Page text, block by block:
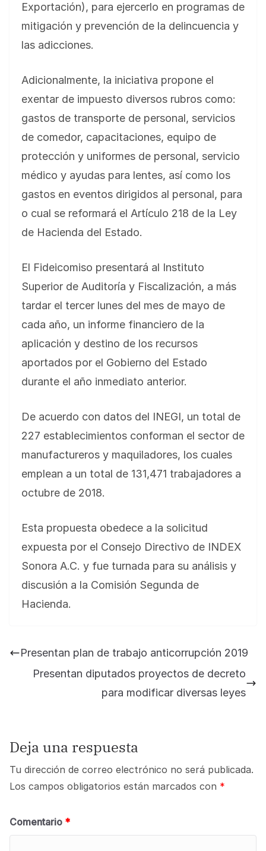
Exportación), para ejercerlo en programas de
mitigación y prevención de la delincuencia y
las adicciones.
Adicionalmente, la iniciativa propone el
exentar de impuesto diversos rubros como:
gastos de transporte de personal, servicios
de comedor, capacitaciones, equipo de
protección y uniformes de personal, servicio
médico y ayudas para lentes, así como los
gastos en eventos dirigidos al personal, para
o cual se reformará el Artículo 218 de la Ley
de Hacienda del Estado.
El Fideicomiso presentará al Instituto
Superior de Auditoría y Fiscalización, a más
tardar el tercer lunes del mes de mayo de
cada año, un informe financiero de la
aplicación y destino de los recursos
aportados por el Gobierno del Estado
durante el año inmediato anterior.
De acuerdo con datos del INEGI, un total de
227 establecimientos conforman el sector de
manufactureros y maquiladores, los cuales
emplean a un total de 131,471 trabajadores a
octubre de 2018.
Esta propuesta obedece a la solicitud
expuesta por el Consejo Directivo de INDEX
Sonora A.C. y fue turnada para su análisis y
discusión a la Comisión Segunda de
Hacienda.
Presentan plan de trabajo anticorrupción 2019
Presentan diputados proyectos de decreto
para modificar diversas leyes
Deja una respuesta
Tu dirección de correo electrónico no será publicada.
Los campos obligatorios están marcados con *
Comentario *